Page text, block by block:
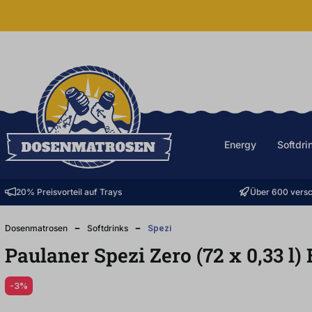
Energy
20% Preisvorteil auf Trays Über 600
Dosenmatrosen Softdrinks Spezi
Paulaner Spezi Zero (72 x 0,33l)
-3%